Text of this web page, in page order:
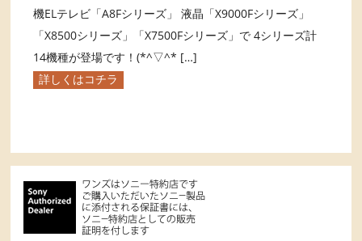
機ELテレビ「A8Fシリーズ」 液晶「X9000Fシリーズ」
「X8500シリーズ」「X7500Fシリーズ」で 4シリーズ計
14機種が登場です！(*^▽^* […]
詳しくはコチラ